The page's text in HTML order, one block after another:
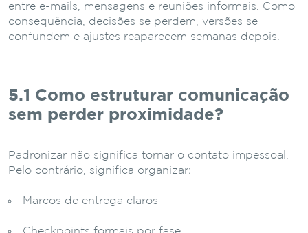
entre e-mails, mensagens e reuniões informais. Como
consequência, decisões se perdem, versões se
confundem e ajustes reaparecem semanas depois.
5.1 Como estruturar comunicação
sem perder proximidade?
Padronizar não significa tornar o contato impessoal.
Pelo contrário, significa organizar:
Marcos de entrega claros